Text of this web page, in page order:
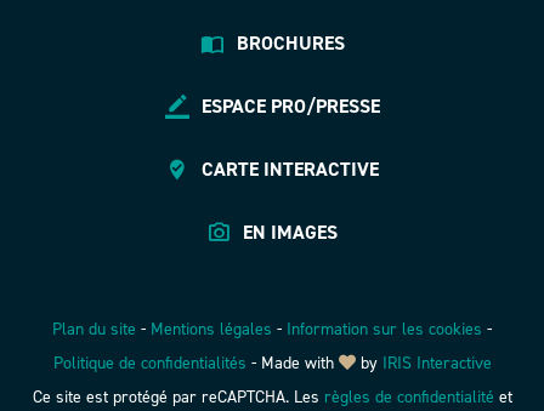
BROCHURES
ESPACE PRO/PRESSE
CARTE INTERACTIVE
EN IMAGES
Plan du site - Mentions légales - Information sur les cookies -
Politique de confidentialités -Made with by IRIS Interactive
Ce site est protégé par reCAPTCHA. Les règles de confidentialité et